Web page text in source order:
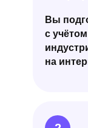
Вы
с
на